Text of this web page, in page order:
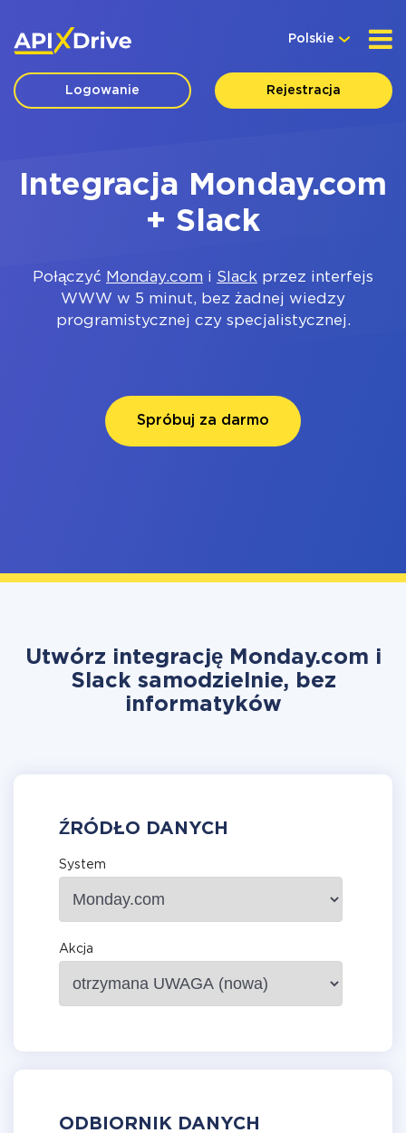
Polskie
Logowanie Rejestracja
Integracja Monday.com
+ Slack
Połączyć Monday.com i Slack przez interfejs
WWW w 5 minut, bez żadnej wiedzy
programistycznej czy specjalistycznej.
Spróbuj za darmo
Utwórz integrację Monday.com i
Slack samodzielnie, bez
informatyków
ŹRÓDŁO DANYCH
System
Akcja
ODBIORNIK DANYCH